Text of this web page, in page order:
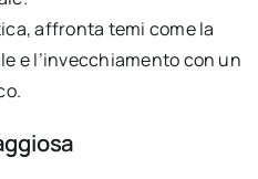
affronta temi come la
e l’invecchiamento con un